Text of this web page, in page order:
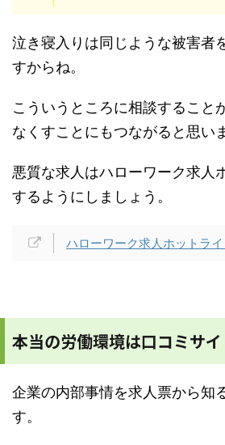
泣き寝入りは同じような被害者
すからね。
こういうところに相談すること
なくすことにもつながると思い
悪質な求人はハローワーク求人
するようにしましょう。
ハローワーク求人ホットラ
本当の労働環境は口コミサ
企業の内部事情を求人票から知
す。